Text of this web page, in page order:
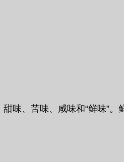
味、苦味、咸味和“鲜味”